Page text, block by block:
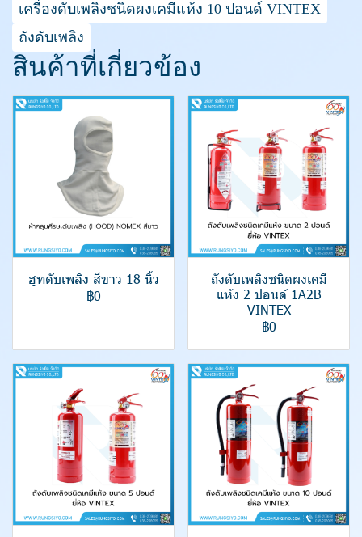
เครื่องดับเพลิงชนิดผงเคมีแห้ง 10 ปอนด์ VINTEX
ถังดับเพลิง
สินค้าที่เกี่ยวข้อง
ฮูทดับเพลิง สีขาว 18 นิ้ว
฿0
ถังดับเพลิงชนิดผงเคมี
แห้ง 2 ปอนด์ 1A2B
VINTEX
฿0